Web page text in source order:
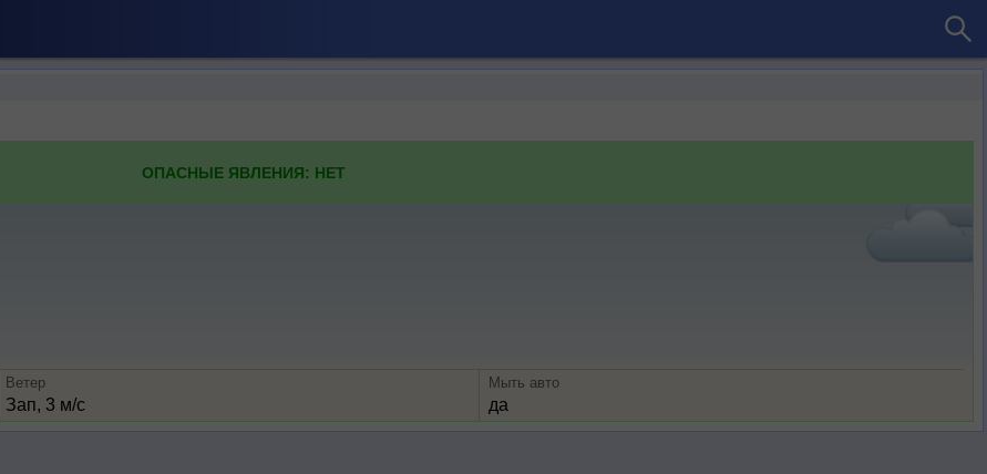
ОПАСНЫЕ ЯВЛЕНИЯ: НЕТ
Ветер
Зап, 3 м/с
Мыть авто
да